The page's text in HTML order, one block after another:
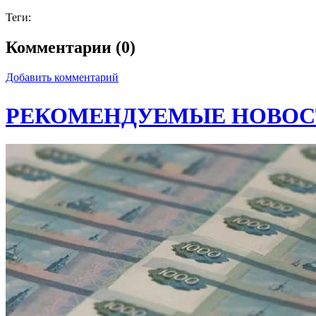
Теги:
Комментарии (0)
Добавить комментарий
РЕКОМЕНДУЕМЫЕ